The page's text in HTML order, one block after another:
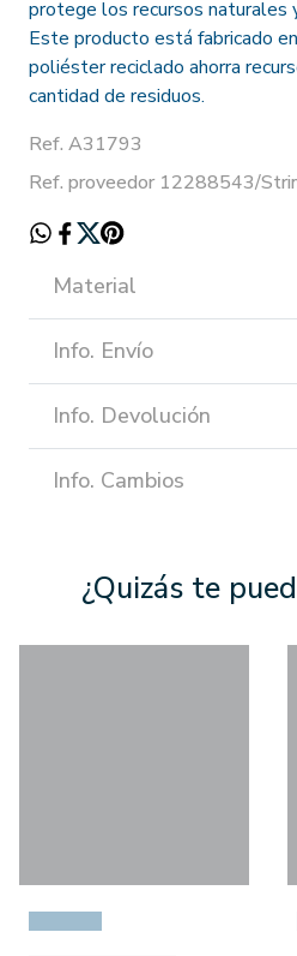
protege los recursos naturales
Este producto está fabricado
poliéster reciclado ahorra
cantidad de residuos.
Ref. A31793
Ref. proveedor 12288543/
Material
Info. Envío
Info. Devolución
Info. Cambios
¿Quizás te